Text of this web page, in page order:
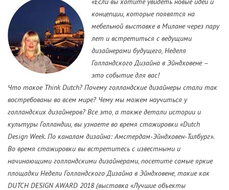
концепции, которые появятся на
мебельной выставке в Милане через пару
лет и встретиться с ведущими
дизайнерами будущего, Неделя
Голландского Дизайна в Эйндховене –
это событие для вас!
Что такое Think Dutch? Почему голландские дизайнеры стали так
востребованы во всем мире? Чему мы можем научиться у
голландских дизайнеров? Все это, а также детали истории и
культуры Голландии, вы узнаете во время стажировки «Dutch
Design Week. По каналам дизайна: Амстердам-Эйндховен-Тилбург».
Во время стажировки вы встретитесь с известными и
начинающими голландскими дизайнерами, посетите самые яркие
площадки Недели Голландского Дизайна в Эйндховене, такие как
DUTCH DESIGN AWARD 2018 (выставка «Лучшие объекты